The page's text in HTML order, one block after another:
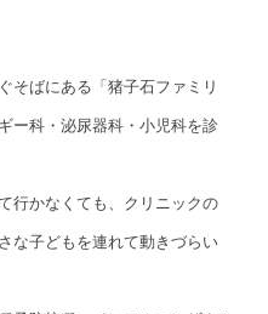
そばにある「猪子石ファミリ
ー科・泌尿器科・小児科を診
行かなくても、クリニックの
な子どもを連れて動きづらい